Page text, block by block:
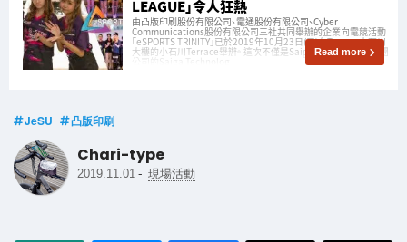
LEAGUE」令人狂熱
由凸版印刷股份有限公司、電通股份有限公司、Cyber
Communications股份有限公司三社共同舉辦的企業向電競活動
「eSPORTS TRINITY」已於2019年10月23日(三)在Toppan小石川
大樓的小石川Terrace舉辦。 這次不僅是Saiganak進行採訪，集團
Read more
JeSU 凸版印刷
Chari-type
2019.11.01 - 現場活動